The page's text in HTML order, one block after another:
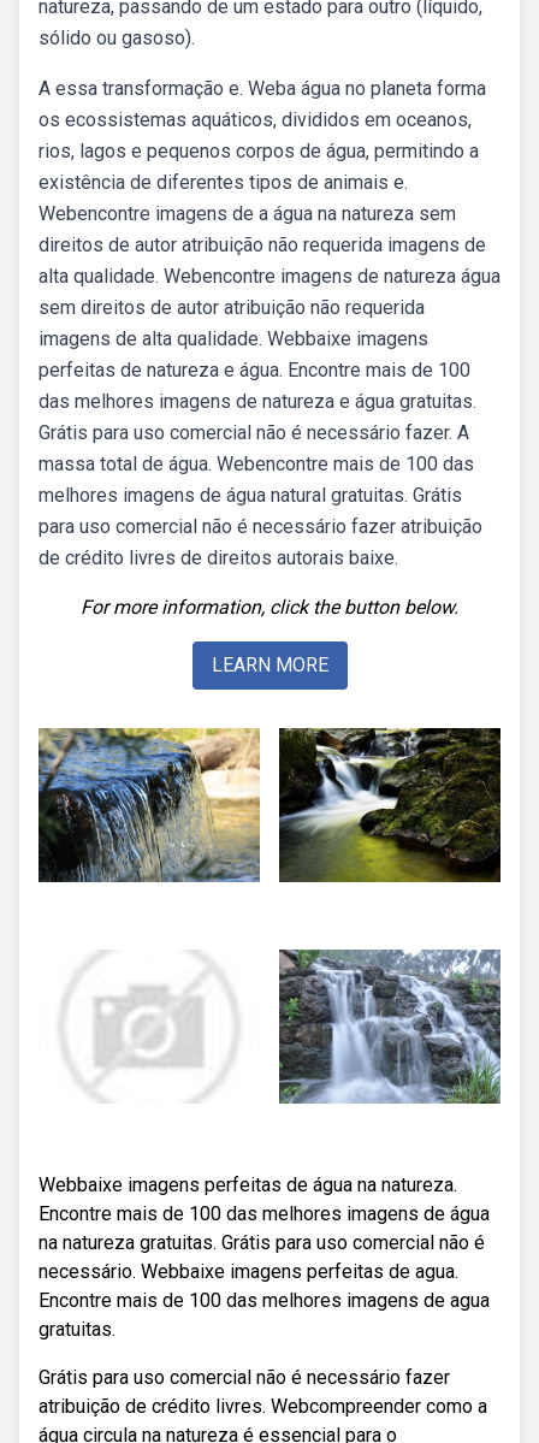
natureza, passando de um estado para outro (líquido,
sólido ou gasoso).
A essa transformação e. Weba água no planeta forma
os ecossistemas aquáticos, divididos em oceanos,
rios, lagos e pequenos corpos de água, permitindo a
existência de diferentes tipos de animais e.
Webencontre imagens de a água na natureza sem
direitos de autor atribuição não requerida imagens de
alta qualidade. Webencontre imagens de natureza água
sem direitos de autor atribuição não requerida
imagens de alta qualidade. Webbaixe imagens
perfeitas de natureza e água. Encontre mais de 100
das melhores imagens de natureza e água gratuitas.
Grátis para uso comercial não é necessário fazer. A
massa total de água. Webencontre mais de 100 das
melhores imagens de água natural gratuitas. Grátis
para uso comercial não é necessário fazer atribuição
de crédito livres de direitos autorais baixe.
For more information, click the button below.
LEARN MORE
Webbaixe imagens perfeitas de água na natureza.
Encontre mais de 100 das melhores imagens de água
na natureza gratuitas. Grátis para uso comercial não é
necessário. Webbaixe imagens perfeitas de agua.
Encontre mais de 100 das melhores imagens de agua
gratuitas.
Grátis para uso comercial não é necessário fazer
atribuição de crédito livres. Webcompreender como a
água circula na natureza é essencial para o